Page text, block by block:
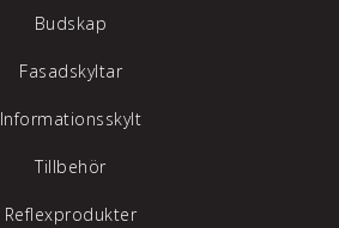
Budskap
Fasadskyltar
Informationsskylt
Tillbehör
Reflexprodukter